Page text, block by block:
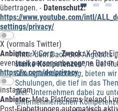
übertragen. - Datenschutz:
https://www.youtube.com/intl/
settings/privacy/
X (vormals Twitter)
Anbieter:X Corp. -Zweck:X-Post-
eventuell personenbezogene
https://x.com/de/privacy
instagram
Anbieter:Meta Platforms Ireland
Post-Einbettungen automatisch
Unter dem Dach des Angebots
starke Kompetenzen“, in der
Strategieentwicklung, bieten
Schulungen, die tief in das
Ziel: Unternehmen dabei zu
unternehmerischen